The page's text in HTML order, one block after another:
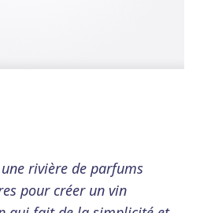
rivière de parfums
pour créer un vin